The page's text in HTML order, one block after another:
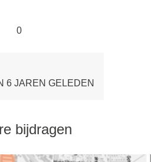
0
6 JAREN GELEDEN
bijdragen